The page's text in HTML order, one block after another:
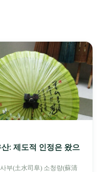
: 제도적 인정은 왔으
부(土水司阜) 소청량(蘇清